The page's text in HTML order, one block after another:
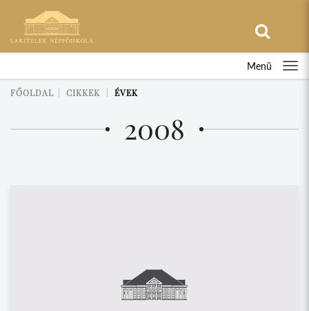
Menü
FŐOLDAL CIKKEK ÉVEK
2008